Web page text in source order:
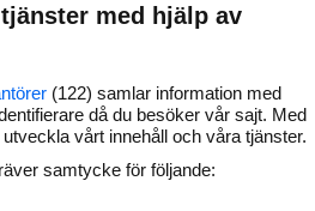
Svara på och hantera dina
Gå vidare
med hjälp av
(122) samlar information med
då du besöker vår sajt. Med
vårt innehåll och våra tjänster.
samtycke för följande: